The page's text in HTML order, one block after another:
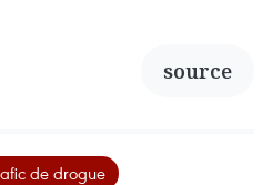
source
de drogue